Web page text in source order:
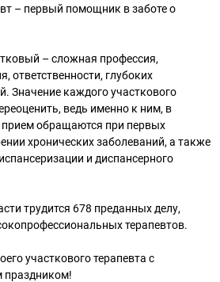
– первый помощник в заботе о
– сложная профессия,
ответственности, глубоких
Значение каждого участкового
ведь именно к ним, в
прием обращаются при первых
хронических заболеваний, а также
и диспансерного
трудится 678 преданных делу,
терапевтов.
участкового терапевта с
праздником!